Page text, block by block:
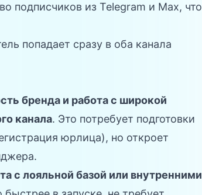
подписчиков из Telegram и Max, что
попадает сразу в оба канала
бренда и работа с широкой
канала. Это потребует подготовки
юрлица), но откроет
с лояльной базой или внутренними